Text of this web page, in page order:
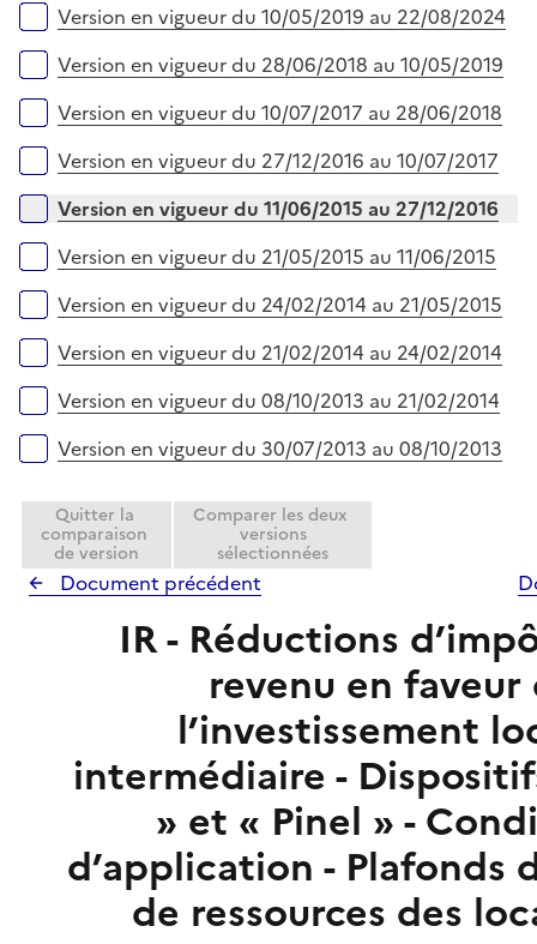
eVersion en vigueur du 10/05/2019 au 22/08/2024
Version en vigueur du 28/06/2018 au 10/05/2019
Version en vigueur du 10/07/2017 au 28/06/2018
Version en vigueur du 27/12/2016 au 10/07/2017
Version en vigueur du 11/06/2015 au 27/12/2016
Version en vigueur du 21/05/2015 au 11/06/2015
Version en vigueur du 24/02/2014 au 21/05/2015
Version en vigueur du 21/02/2014 au 24/02/2014
Version en vigueur du 08/10/2013 au 21/02/2014
Version en vigueur du 30/07/2013 au 08/10/2013
Quitter la
comparaison
de version
Comparer les deux
versions
sélectionnées
Document précédent
IR - Réductions
revenu en faveur
l’investissement
intermédiaire -
» et « Pinel » -
d’application - Plafonds
de ressources des